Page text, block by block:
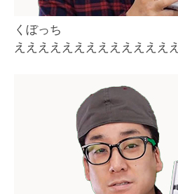
くぼっち
えええええええええええええ